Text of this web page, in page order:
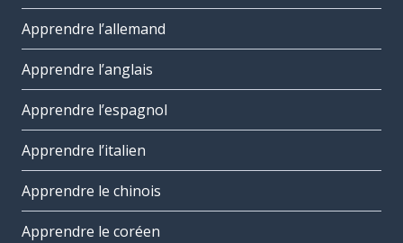
Apprendre l’allemand
Apprendre l’anglais
Apprendre l’espagnol
Apprendre l’italien
Apprendre le chinois
Apprendre le coréen